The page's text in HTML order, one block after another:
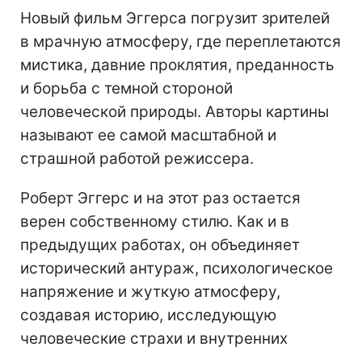
Новый фильм Эггерса погрузит зрителей
в мрачную атмосферу, где переплетаются
мистика, давние проклятия, преданность
и борьба с темной стороной
человеческой природы. Авторы картины
называют ее самой масштабной и
страшной работой режиссера.
Роберт Эггерс и на этот раз остается
верен собственному стилю. Как и в
предыдущих работах, он объединяет
исторический антураж, психологическое
напряжение и жуткую атмосферу,
создавая историю, исследующую
человеческие страхи и внутренних